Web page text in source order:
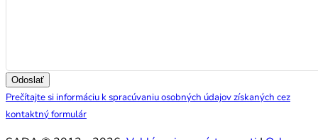
Odoslať
Prečítajte si informáciu k spracúvaniu osobných údajov získaných cez
kontaktný formulár